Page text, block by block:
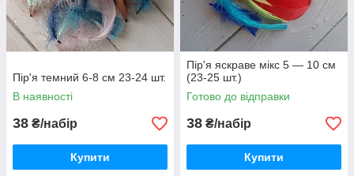
Пір'я темний 6-8 см 23-24 шт.
В наявності
38 ₴/набір
Купити
Пір'я яскраве мікс 5 — 10 см
(23-25 шт.)
Готово до відправки
38 ₴/набір
Купити